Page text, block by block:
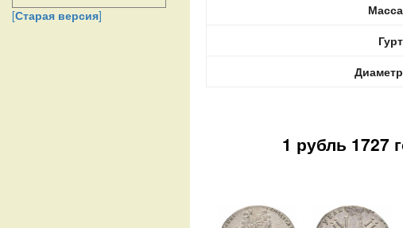
[Старая версия]
1 рубль 1727